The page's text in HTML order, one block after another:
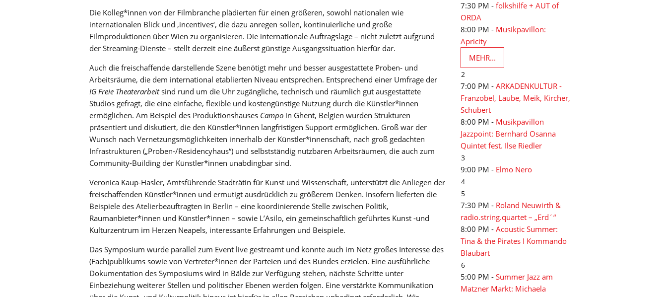
Die Kolleg*innen von der Filmbranche plädierten für einen größeren, sowohl nationalen wie
internationalen Blick und ‚incentives‘, die dazu anregen sollen, kontinuierliche und große
Filmproduktionen über Wien zu organisieren. Die internationale Auftragslage – nicht zuletzt aufgrund
der Streaming-Dienste – stellt derzeit eine äußerst günstige Ausgangssituation hierfür dar.
Auch die freischaffende darstellende Szene benötigt mehr und besser ausgestattete Proben- und
Arbeitsräume, die dem international etablierten Niveau entsprechen. Entsprechend einer Umfrage der
IG Freie Theaterarbeitsind rund um die Uhr zugängliche, technisch und räumlich gut ausgestattete
Studios gefragt, die eine einfache, flexible und kostengünstige Nutzung durch die Künstler*innen
ermöglichen. Am Beispiel des Produktionshauses Campo in Ghent, Belgien wurden Strukturen
präsentiert und diskutiert, die den Künstler*innen langfristigen Support ermöglichen. Groß war der
Wunsch nach Vernetzungsmöglichkeiten innerhalb der Künstler*innenschaft, nach groß gedachten
Infrastrukturen („Proben-/Residencyhaus“) und selbstständig nutzbaren Arbeitsräumen, die auch zum
Community-Building der Künstler*innen unabdingbar sind.
Veronica Kaup-Hasler, Amtsführende Stadträtin für Kunst und Wissenschaft, unterstützt die Anliegen der
freischaffenden Künstler*innen und ermutigt ausdrücklich zu größerem Denken. Insofern lieferten die
Beispiele des Atelierbeauftragten in Berlin – eine koordinierende Stelle zwischen Politik,
Raumanbieter*innen und Künstler*innen – sowie L’Asilo, ein gemeinschaftlich geführtes Kunst -und
Kulturzentrum im Herzen Neapels, interessante Erfahrungen und Beispiele.
Das Symposium wurde parallel zum Event live gestreamt und konnte auch im Netz großes Interesse des
(Fach)publikums sowie von Vertreter*innen der Parteien und des Bundes erzielen. Eine ausführliche
Dokumentation des Symposiums wird in Bälde zur Verfügung stehen, nächste Schritte unter
Einbeziehung weiterer Stellen und politischer Ebenen werden folgen. Eine verstärkte Kommunikation
7:30 PM - folkshilfe + AUT of
ORDA
8:00 PM - Musikpavillon:
Apricity
MEHR...
2
7:00 PM - ARKADENKULTUR -
Franzobel, Laube, Meik, Kircher,
Schubert
8:00 PM - Musikpavillon
Jazzpoint: Bernhard Osanna
Quintet fest. Ilse Riedler
3
9:00 PM - Elmo Nero
4
5
7:30 PM - Roland Neuwirth &
radio.string.quartet – „Erd´“
8:00 PM - Acoustic Summer:
Tina & the Pirates I Kommando
Blaubart
6
5:00 PM - Summer Jazz am
Matzner Markt: Michaela